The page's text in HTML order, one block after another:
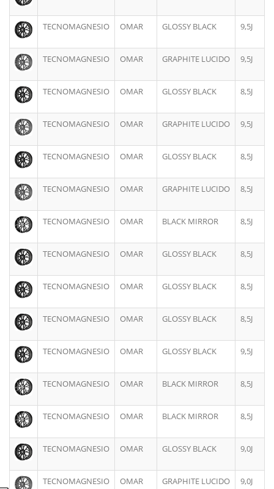
TECNOMAGNESIO OMAR GLOSSY BLACK 9,5J
TECNOMAGNESIO OMAR GRAPHITE LUCIDO 9,5J
TECNOMAGNESIO OMAR GLOSSY BLACK 8,5J
TECNOMAGNESIO OMAR GRAPHITE LUCIDO 9,5J
TECNOMAGNESIO OMAR GLOSSY BLACK 8,5J
TECNOMAGNESIO OMAR GRAPHITE LUCIDO 8,5J
TECNOMAGNESIO OMAR BLACK MIRROR 8,5J
TECNOMAGNESIO OMAR GLOSSY BLACK 8,5J
TECNOMAGNESIO OMAR GLOSSY BLACK 8,5J
TECNOMAGNESIO OMAR GLOSSY BLACK 8,5J
TECNOMAGNESIO OMAR GLOSSY BLACK 9,5J
TECNOMAGNESIO OMAR BLACK MIRROR 8,5J
TECNOMAGNESIO OMAR BLACK MIRROR 8,5J
TECNOMAGNESIO OMAR GLOSSY BLACK 9,0J
TECNOMAGNESIO OMAR GRAPHITE LUCIDO 9,0J